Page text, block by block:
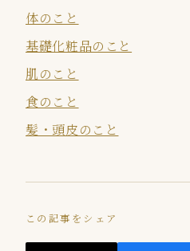
体のこと
基礎化粧品のこと
肌のこと
食のこと
髪・頭皮のこと
この記事をシェア